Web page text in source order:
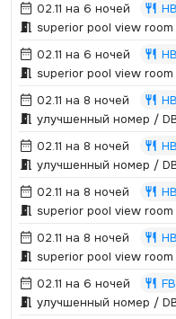
02.11 на 6 ночей
HB
superior pool view room
02.11 на 6 ночей
HB
superior pool view room
02.11 на 8 ночей
HB
улучшенный номер /
02.11 на 8 ночей
HB
улучшенный номер /
02.11 на 8 ночей
HB
superior pool view room
02.11 на 8 ночей
HB
superior pool view room
02.11 на 6 ночей
FB
улучшенный номер /